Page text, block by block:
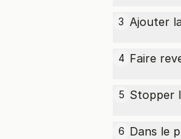
3 Ajouter
4 Faire
5 Stopper
6 Dans le